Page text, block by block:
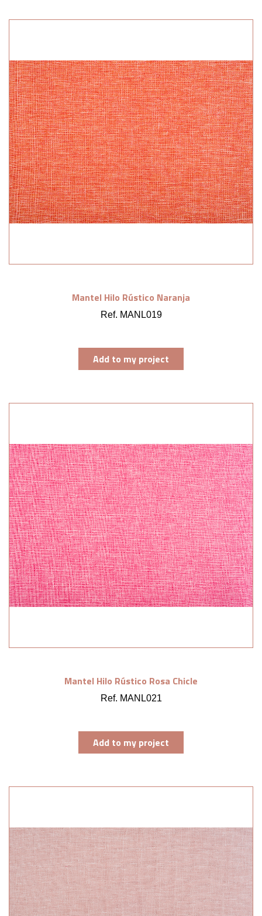
Mantel Hilo Rústico Naranja
Ref. MANL019
Add to my project
Mantel Hilo Rústico Rosa Chicle
Ref. MANL021
Add to my project